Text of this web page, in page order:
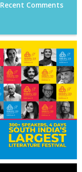
Recent Comments